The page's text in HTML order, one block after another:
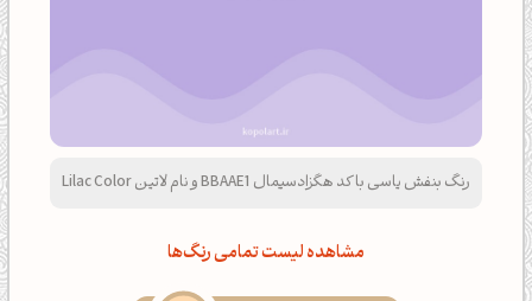
رنگ بنفش یاسی با کد هگزادسیمال BBAAE1 و نام لاتین Lilac Color
مشاهده لیست تمامی رنگ‌ها